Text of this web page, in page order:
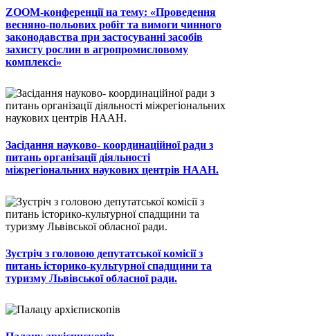
ZOOM-конференції на тему: «Проведення
весняно-польових робіт та вимоги чинного
законодавства при застосуванні засобів
захисту рослин в агропромисловому
комплексі»
Засідання науково- координаційної ради з
питань організації діяльності
міжрегіональних наукових центрів НААН.
Зустріч з головою депутатської комісії з
питань історико-культурної спадщини та
туризму Львівської обласної ради.